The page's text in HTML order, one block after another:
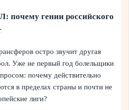
почему гении российского
остро звучит другая
Уже не первый год болельщики
почему действительно
в пределах страны и почти не
лиги?